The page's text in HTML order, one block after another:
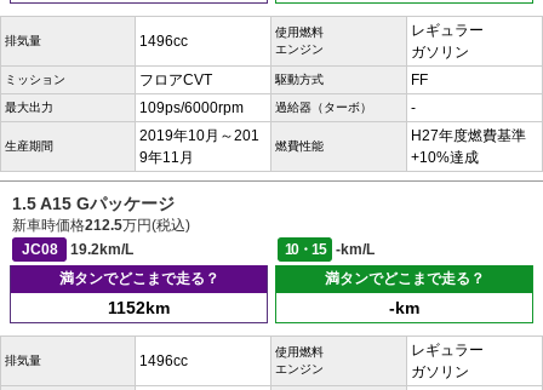
排気量 1496cc
使用燃料
エンジン
レギュラー
ガソリン
ミッション フロアCVT 駆動方式 FF
最大出力 109ps/6000rpm 過給器（ターボ） -
生産期間
2019年10月～201
9年11月
燃費性能
H27年度燃費基準
+10%達成
1.5 A15 Gパッケージ
新車時価格212.5万円(税込)
JC08
19.2km/L 10・15
-km/L
満タンでどこまで走る？
1152km
満タンでどこまで走る？
-km
排気量 1496cc
使用燃料
エンジン
レギュラー
ガソリン